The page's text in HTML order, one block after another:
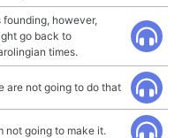
founding, however,
go back to
times.
are not going to do that
not going to make it.